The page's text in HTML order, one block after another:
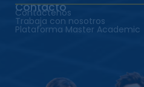
Contacto
Contáctenos
Trabaja con nosotros
Plataforma Master Academic